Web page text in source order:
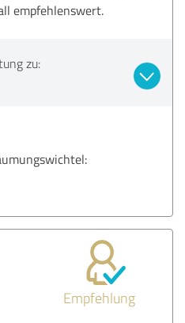
empfehlenswert.
zu:
Empfehlung